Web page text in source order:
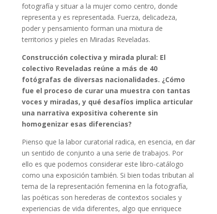
fotografía y situar a la mujer como centro, donde
representa y es representada. Fuerza, delicadeza,
poder y pensamiento forman una mixtura de
territorios y pieles en Miradas Reveladas.
Construcción colectiva y mirada plural: El
colectivo Reveladas reúne a más de 40
fotógrafas de diversas nacionalidades. ¿Cómo
fue el proceso de curar una muestra con tantas
voces y miradas, y qué desafíos implica articular
una narrativa expositiva coherente sin
homogenizar esas diferencias?
Pienso que la labor curatorial radica, en esencia, en dar
un sentido de conjunto a una serie de trabajos. Por
ello es que podemos considerar este libro-catálogo
como una exposición también. Si bien todas tributan al
tema de la representación femenina en la fotografía,
las poéticas son herederas de contextos sociales y
experiencias de vida diferentes, algo que enriquece